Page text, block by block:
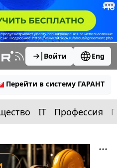
Войти Eng
Перейти в систему ГАРАНТ
IT Профессия